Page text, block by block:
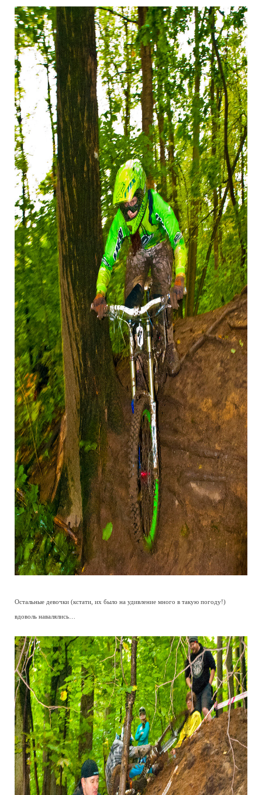
Остальные девочки (кстати, их было на удивление много в такую погоду!)
вдоволь навалялись…